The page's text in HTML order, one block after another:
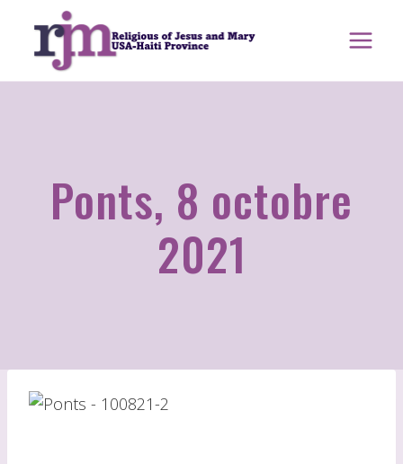
contenu
Ponts, 8 octobre
2021